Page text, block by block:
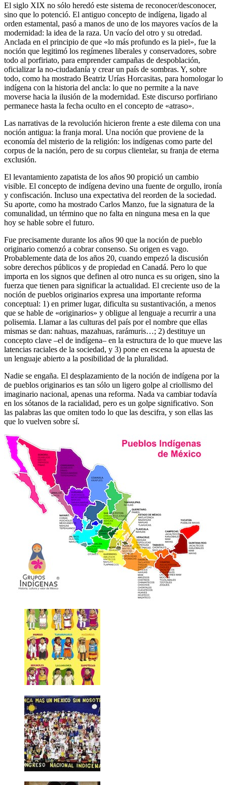
El siglo XIX no sólo heredó este sistema de reconocer/desconocer,
sino que lo potenció. El antiguo concepto de indígena, ligado al
orden estamental, pasó a manos de uno de los mayores vacíos de la
modernidad: la idea de la raza. Un vacío del otro y su otredad.
Anclada en el principio de que «lo más profundo es la piel», fue la
noción que legitimó los regímenes liberales y conservadores, sobre
todo al porfiriato, para emprender campañas de despoblación,
oficializar la no-ciudadanía y crear un país de sombras. Y, sobre
todo, como ha mostrado Beatriz Urías Horcasitas, para homologar lo
indígena con la historia del ancla: lo que no permite a la nave
moverse hacia la ilusión de la modernidad. Este discurso porfiriano
permanece hasta la fecha oculto en el concepto de «atraso».
Las narrativas de la revolución hicieron frente a este dilema con una
noción antigua: la franja moral. Una noción que proviene de la
economía del misterio de la religión: los indígenas como parte del
corpus de la nación, pero de su corpus clientelar, su franja de eterna
exclusión.
El levantamiento zapatista de los años 90 propició un cambio
visible. El concepto de indígena devino una fuente de orgullo, ironía
y confiscación. Incluso una expectativa del reorden de la sociedad.
Su aporte, como ha mostrado Carlos Manzo, fue la signatura de la
comunalidad, un término que no falta en ninguna mesa en la que
hoy se hable sobre el futuro.
Fue precisamente durante los años 90 que la noción de pueblo
originario comenzó a cobrar consenso. Su origen es vago.
Probablemente data de los años 20, cuando empezó la discusión
sobre derechos públicos y de propiedad en Canadá. Pero lo que
importa en los signos que definen al otro nunca es su origen, sino la
fuerza que tienen para significar la actualidad. El creciente uso de la
noción de pueblos originarios expresa una importante reforma
conceptual: 1) en primer lugar, dificulta su sustantivación, a menos
que se hable de «originarios» y obligue al lenguaje a recurrir a una
polisemia. Llamar a las culturas del país por el nombre que ellas
mismas se dan: nahuas, mazahuas, rarámuris…; 2) destituye un
concepto clave –el de indígena– en la estructura de lo que mueve las
latencias raciales de la sociedad, y 3) pone en escena la apuesta de
un lenguaje abierto a la posibilidad de la pluralidad.
Nadie se engaña. El desplazamiento de la noción de indígena por la
de pueblos originarios es tan sólo un ligero golpe al criollismo del
imaginario nacional, apenas una reforma. Nada va cambiar todavía
en los sótanos de la racialidad, pero es un golpe significativo. Son
las palabras las que omiten todo lo que las descifra, y son ellas las
que lo vuelven sobre sí.